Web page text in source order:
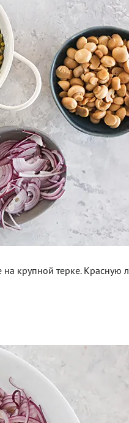
крупной терке. Красную